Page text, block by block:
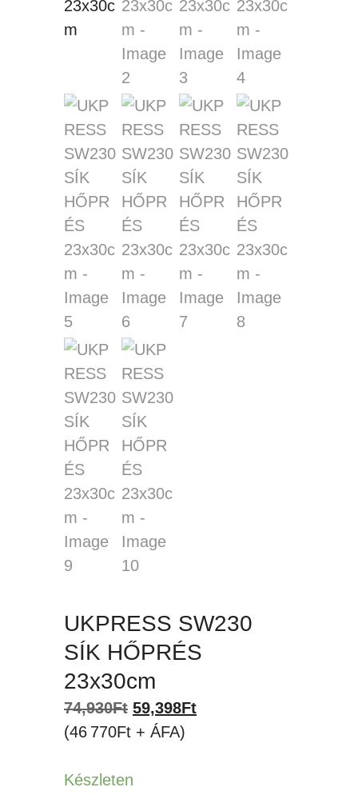
UKPRESS SW230
SÍK HŐPRÉS
23x30cm
74,930Ft Original
price
74,930Ft.
59,398FtCurrent
(46 770Ft + ÁFA)
Készleten